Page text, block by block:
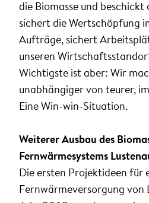
die Biomasse und beschickt
sichert die Wertschöpfung
Aufträge, sichert
unseren
Wichtigste ist aber: Wir
unabhängiger von teurer,
Eine Win-win-Situation.
Weiterer Ausbau des
Fernwärmesystems
Die ersten Projektideen für
Fernwärmeversorgung von